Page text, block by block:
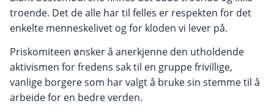
troende. Det de alle har til felles er respekten for det
enkelte menneskelivet og for kloden vi lever på.
Priskomiteen ønsker å anerkjenne den utholdende
aktivismen for fredens sak til en gruppe frivillige,
vanlige borgere som har valgt å bruke sin stemme til å
arbeide for en bedre verden.